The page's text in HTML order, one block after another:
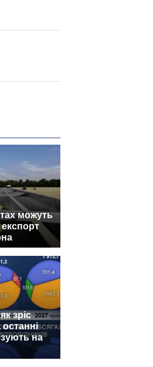
можуть
експорт
зріс
на